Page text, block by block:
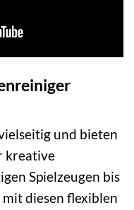
und bieten
kreative
Spielzeugen bis
diesen flexiblen